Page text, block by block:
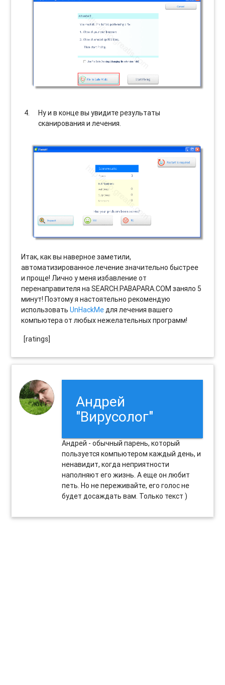
Ну и в конце вы увидите результаты
сканирования и лечения.
Итак, как вы наверное заметили,
автоматизированное лечение значительно быстрее
и проще! Лично у меня избавление от
перенаправителя на SEARCH.PABAPARA.COM заняло 5
минут! Поэтому я настоятельно рекомендую
использоватьUnHackMeдля лечения вашего
компьютера от любых нежелательных программ!
[ratings]
Андрей
"Вирусолог"
Андрей - обычный парень, который
пользуется компьютером каждый день, и
ненавидит, когда неприятности
наполняют его жизнь. А еще он любит
петь. Но не переживайте, его голос не
будет досаждать вам. Только текст )